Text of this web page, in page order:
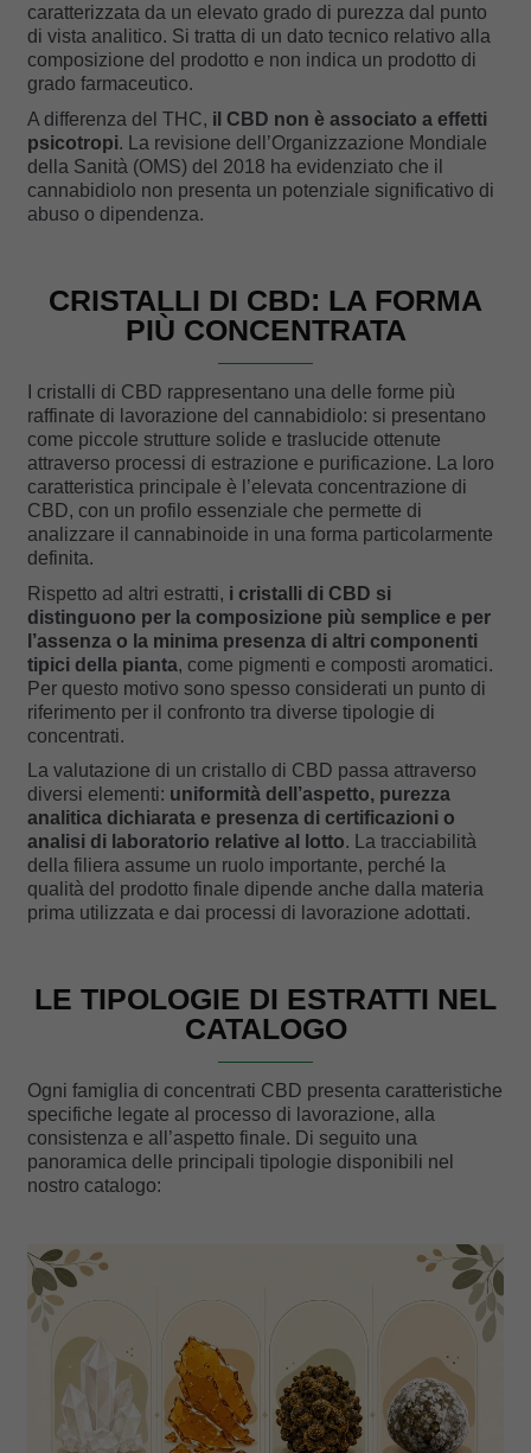
caratterizzata da un elevato grado di purezza dal punto
di vista analitico. Si tratta di un dato tecnico relativo alla
composizione del prodotto e non indica un prodotto di
grado farmaceutico.
A differenza del THC, il CBD non è associato a effetti
psicotropi. La revisione dell’Organizzazione Mondiale
della Sanità (OMS) del 2018 ha evidenziato che il
cannabidiolo non presenta un potenziale significativo di
abuso o dipendenza.
CRISTALLI DI CBD: LA FORMA
PIÙ CONCENTRATA
I cristalli di CBD rappresentano una delle forme più
raffinate di lavorazione del cannabidiolo: si presentano
come piccole strutture solide e traslucide ottenute
attraverso processi di estrazione e purificazione. La loro
caratteristica principale è l’elevata concentrazione di
CBD, con un profilo essenziale che permette di
analizzare il cannabinoide in una forma particolarmente
definita.
Rispetto ad altri estratti, i cristalli di CBD si
distinguono per la composizione più semplice e per
l’assenza o la minima presenza di altri componenti
tipici della pianta, come pigmenti e composti aromatici.
Per questo motivo sono spesso considerati un punto di
riferimento per il confronto tra diverse tipologie di
concentrati.
La valutazione di un cristallo di CBD passa attraverso
diversi elementi: uniformità dell’aspetto, purezza
analitica dichiarata e presenza di certificazioni o
analisi di laboratorio relative al lotto. La tracciabilità
della filiera assume un ruolo importante, perché la
qualità del prodotto finale dipende anche dalla materia
prima utilizzata e dai processi di lavorazione adottati.
LE TIPOLOGIE DI ESTRATTI NEL
CATALOGO
Ogni famiglia di concentrati CBD presenta caratteristiche
specifiche legate al processo di lavorazione, alla
consistenza e all’aspetto finale. Di seguito una
panoramica delle principali tipologie disponibili nel
nostro catalogo: